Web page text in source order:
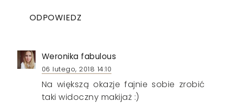
ODPOWIEDZ
Weronika fabulous
06 lutego, 2018 14:10
Na większą okazje fajnie sobie zrobić
taki widoczny makijaż :)